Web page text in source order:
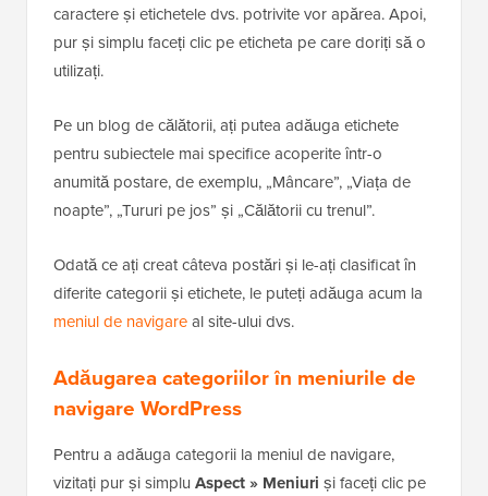
caractere și etichetele dvs. potrivite vor apărea. Apoi,
pur și simplu faceți clic pe eticheta pe care doriți să o
utilizați.
Pe un blog de călătorii, ați putea adăuga etichete
pentru subiectele mai specifice acoperite într-o
anumită postare, de exemplu, „Mâncare”, „Viața de
noapte”, „Tururi pe jos” și „Călătorii cu trenul”.
Odată ce ați creat câteva postări și le-ați clasificat în
diferite categorii și etichete, le puteți adăuga acum la
meniul de navigareal site-ului dvs.
Adăugarea categoriilor în meniurile de
navigare WordPress
Pentru a adăuga categorii la meniul de navigare,
vizitați pur și simplu Aspect » Meniuri și faceți clic pe